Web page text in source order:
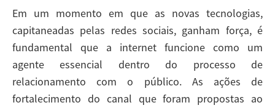
Em um momento em que as novas tecnologias,
capitaneadas pelas redes sociais, ganham força, é
fundamental que a internet funcione como um
agente essencial dentro do processo de
relacionamento com o público. As ações de
fortalecimento do canal que foram propostas ao